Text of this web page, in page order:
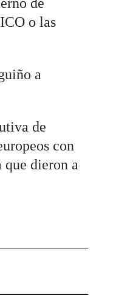
de
o las
a
de
con
que dieron a